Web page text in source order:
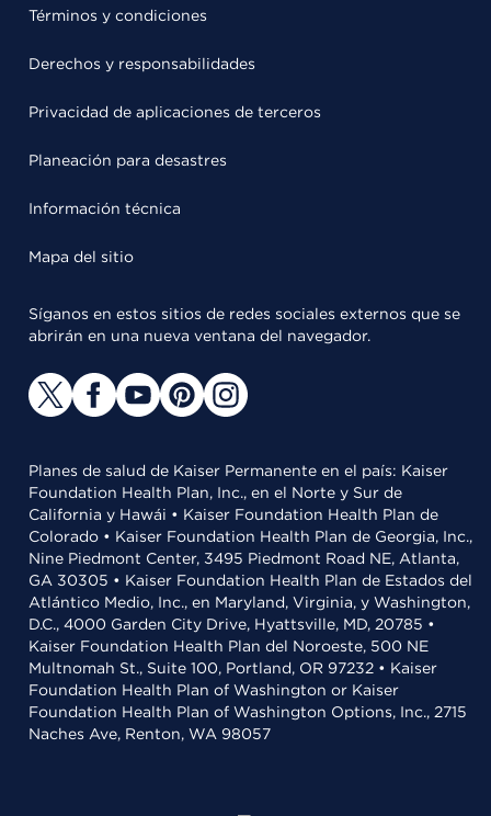
Términos y condiciones
Derechos y responsabilidades
Privacidad de aplicaciones de terceros
Planeación para desastres
Información técnica
Mapa del sitio
Síganos en estos sitios de redes sociales externos que se
abrirán en una nueva ventana del navegador.
Planes de salud de Kaiser Permanente en el país: Kaiser
Foundation Health Plan, Inc., en el Norte y Sur de
California y Hawái • Kaiser Foundation Health Plan de
Colorado • Kaiser Foundation Health Plan de Georgia, Inc.,
Nine Piedmont Center, 3495 Piedmont Road NE, Atlanta,
GA 30305 • Kaiser Foundation Health Plan de Estados del
Atlántico Medio, Inc., en Maryland, Virginia, y Washington,
D.C., 4000 Garden City Drive, Hyattsville, MD, 20785 •
Kaiser Foundation Health Plan del Noroeste, 500 NE
Multnomah St., Suite 100, Portland, OR 97232 • Kaiser
Foundation Health Plan of Washington or Kaiser
Foundation Health Plan of Washington Options, Inc., 2715
Naches Ave, Renton, WA 98057